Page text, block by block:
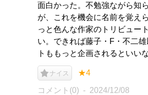
面白かった。不勉強ながら知
が、これを機会に名前を覚え
っと色んな作家のトリビュー
い。できれば藤子・F・不二
トももっと企画されるといいな
ナイス ★4
コメント(0) 2024/12/08